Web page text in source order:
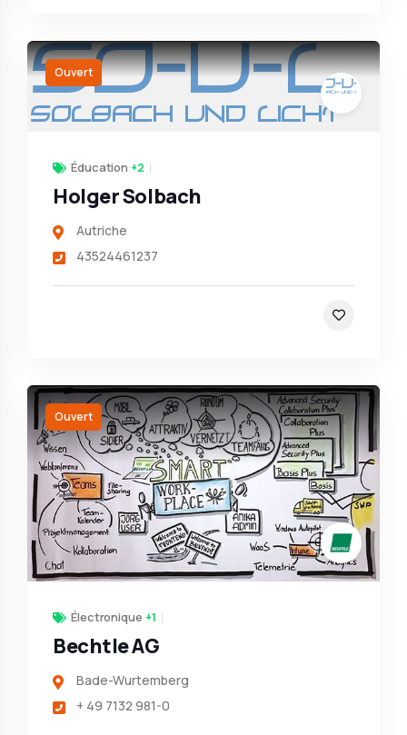
Ouvert
Éducation +2
Holger Solbach
Autriche
43524461237
Ouvert
Électronique +1
Bechtle AG
Bade-Wurtemberg
+ 49 7132 981-0